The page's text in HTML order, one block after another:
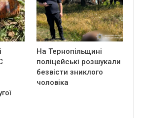
На Тернопільщині
поліцейські розшукали
безвісти зниклого
чоловіка